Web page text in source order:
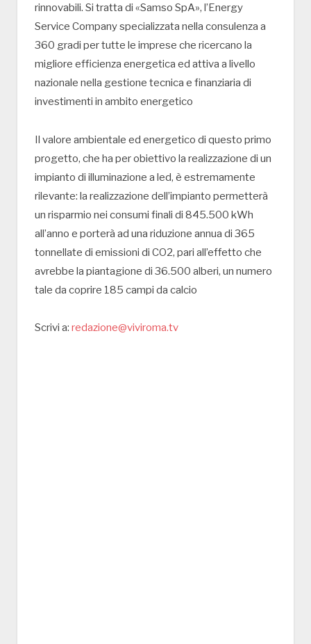
rinnovabili. Si tratta di «Samso SpA», l’Energy
Service Company specializzata nella consulenza a
360 gradi per tutte le imprese che ricercano la
migliore efficienza energetica ed attiva a livello
nazionale nella gestione tecnica e finanziaria di
investimenti in ambito energetico
Il valore ambientale ed energetico di questo primo
progetto, che ha per obiettivo la realizzazione di un
impianto di illuminazione a led, è estremamente
rilevante: la realizzazione dell’impianto permetterà
un risparmio nei consumi finali di 845.500 kWh
all’anno e porterà ad una riduzione annua di 365
tonnellate di emissioni di CO2, pari all’effetto che
avrebbe la piantagione di 36.500 alberi, un numero
tale da coprire 185 campi da calcio
Scrivi a: redazione@viviroma.tv